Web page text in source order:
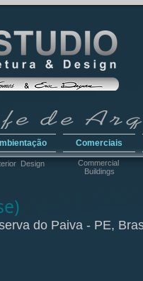
Comerciais
Design
Commercial
Buildings
do Paiva - PE,